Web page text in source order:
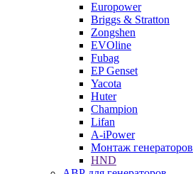
Europower
Briggs & Stratton
Zongshen
EVOline
Fubag
EP Genset
Yacota
Huter
Champion
Lifan
A-iPower
Монтаж генераторов
HND